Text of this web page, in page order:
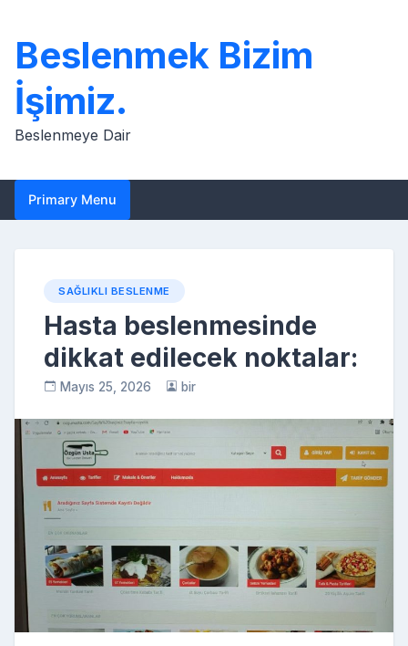
content
Beslenmek Bizim
İşimiz.
Beslenmeye Dair
Primary Menu
SAĞLIKLI BESLENME
Hasta beslenmesinde
dikkat edilecek noktalar:
Mayıs 25, 2026 bir